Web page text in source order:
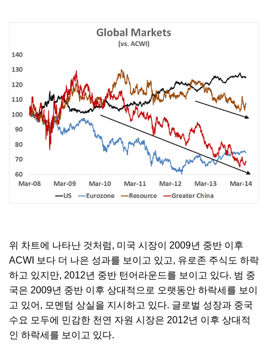
위 차트에 나타난 것처럼, 미국 시장이 2009년 중반 이후
ACWI 보다 더 나은 성과를 보이고 있고, 유로존 주식도 하락
하고 있지만, 2012년 중반 턴어라운드를 보이고 있다. 범 중
국은 2009년 중반 이후 상대적으로 오랫동안 하락세를 보이
고 있어, 모멘텀 상실을 지시하고 있다. 글로벌 성장과 중국
수요 모두에 민감한 천연 자원 시장은 2012년 이후 상대적
인 하락세를 보이고 있다.